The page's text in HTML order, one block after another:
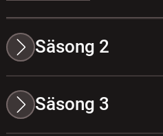
Säsong 2
Säsong 3